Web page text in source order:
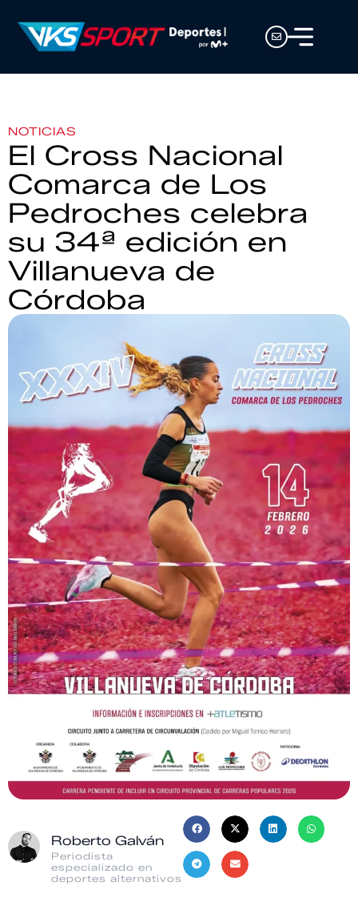
NOTICIAS
El Cross Nacional
Comarca de Los
Pedroches celebra
su 34ª edición en
Villanueva de
Córdoba
Roberto Galván
Periodista
especializado en
deportes alternativos